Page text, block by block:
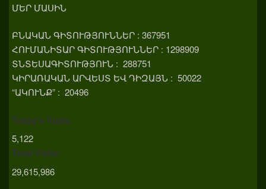
ՄԵՐ ՄԱՍԻՆ
ԲՆԱԿԱՆ ԳԻՏՈՒԹՅՈՒՆՆԵՐ : 367951
ՀՈՒՄԱՆԻՏԱՐ ԳԻՏՈՒԹՅՈՒՆՆԵՐ : 1298909
ՏՆՏԵՍԱԳԻՏՈՒԹՅՈՒՆ : 288751
ԿԻՐԱՌԱԿԱՆ ԱՐՎԵՍՏ ԵՎ ԴԻԶԱՅՆ : 50022
“ԱԿՈՒՆՔ” : 20496
Today's Visits:
5,122
Total Visits:
29,615,986